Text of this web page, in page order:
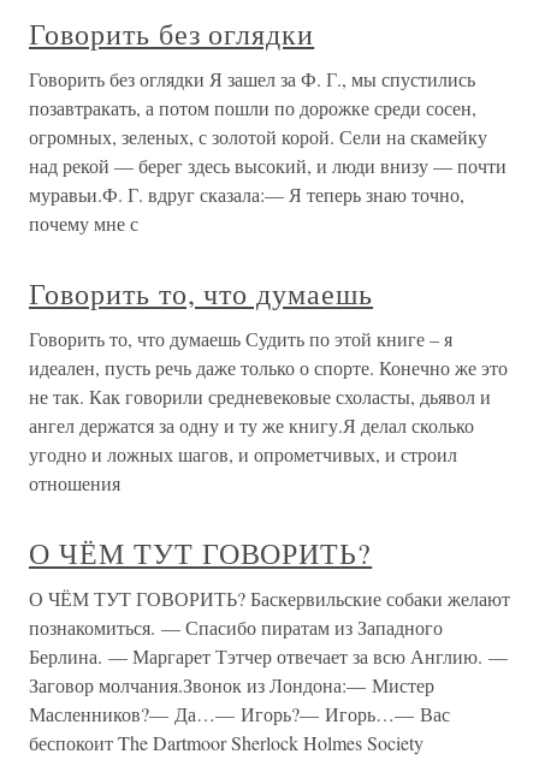
Говорить без оглядки
Говорить без оглядки Я зашел за Ф. Г., мы спустились
позавтракать, а потом пошли по дорожке среди сосен,
огромных, зеленых, с золотой корой. Сели на скамейку
над рекой — берег здесь высокий, и люди внизу — почти
муравьи.Ф. Г. вдруг сказала:— Я теперь знаю точно,
почему мне с
Говорить то, что думаешь
Говорить то, что думаешь Судить по этой книге – я
идеален, пусть речь даже только о спорте. Конечно же это
не так. Как говорили средневековые схоласты, дьявол и
ангел держатся за одну и ту же книгу.Я делал сколько
угодно и ложных шагов, и опрометчивых, и строил
отношения
О ЧЁМ ТУТ ГОВОРИТЬ?
О ЧЁМ ТУТ ГОВОРИТЬ? Баскервильские собаки желают
познакомиться. — Спасибо пиратам из Западного
Берлина. — Маргарет Тэтчер отвечает за всю Англию. —
Заговор молчания.Звонок из Лондона:— Мистер
Масленников?— Да…— Игорь?— Игорь…— Вас
беспокоит The Dartmoor Sherlock Holmes Society